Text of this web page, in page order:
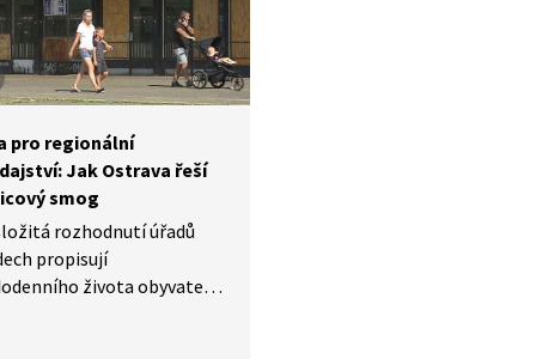
pro regionální
Jak Ostrava řeší
smog
rozhodnutí úřadů
propisují
života obyvatel,